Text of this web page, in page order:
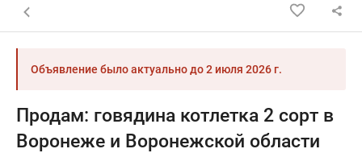
Назад к списку объявлений
Объявление было актуально до2 июля 2026 г.
Продам: говядина котлетка 2 сорт в
Воронеже и Воронежской области